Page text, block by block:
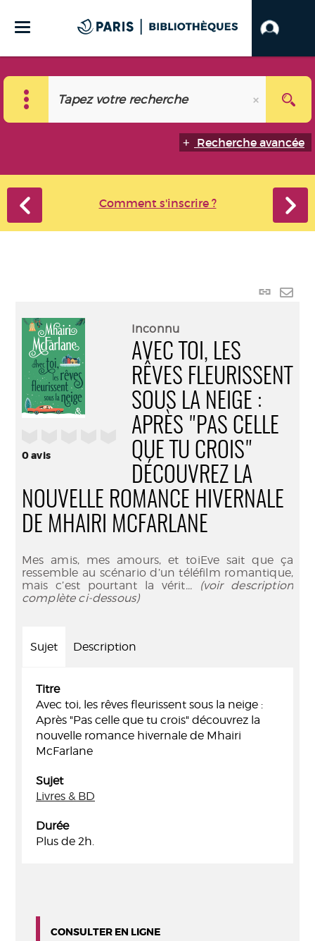
Recherche avancée
Comment s'inscrire ?
Lien
0avis
Inconnu
AVEC TOI, LES
RÊVES FLEURISSENT
SOUS LA NEIGE :
APRÈS "PAS CELLE
QUE TU CROIS"
DÉCOUVREZ LA
NOUVELLE ROMANCE HIVERNALE
DE MHAIRI MCFARLANE
Mes amis, mes amours, et toiEve sait que ça
ressemble au scénario d’un téléfilm romantique,
mais c’est pourtant la vérit... (voir description
complète ci-dessous)
Sujet Description
Titre
Avec toi, les rêves fleurissent sous la neige :
Après "Pas celle que tu crois" découvrez la
nouvelle romance hivernale de Mhairi
McFarlane
Sujet
Livres & BD
Durée
Plus de 2h.
CONSULTER EN LIGNE